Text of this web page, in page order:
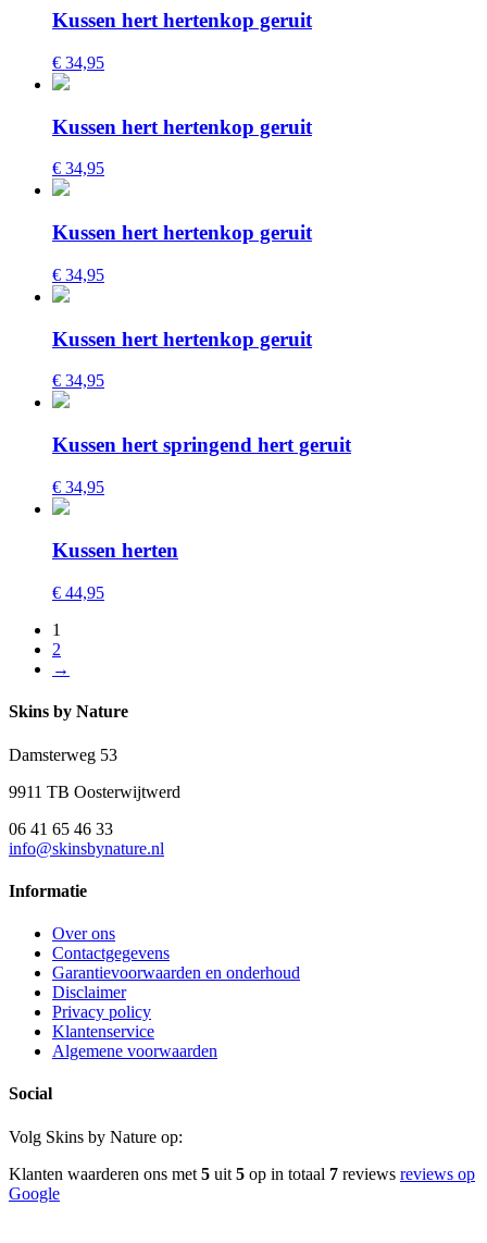
Kussen hert hertenkop geruit
€ 34,95
Kussen hert hertenkop geruit
€ 34,95
Kussen hert hertenkop geruit
€ 34,95
Kussen hert hertenkop geruit
€ 34,95
Kussen hert springend hert geruit
€ 34,95
Kussen herten
€ 44,95
1
2
→
Skins by Nature
Damsterweg 53
9911 TB Oosterwijtwerd
06 41 65 46 33
info@skinsbynature.nl
Informatie
Over ons
Contactgegevens
Garantievoorwaarden en onderhoud
Disclaimer
Privacy policy
Klantenservice
Algemene voorwaarden
Social
Volg Skins by Nature op:
Klanten waarderen ons met 5 uit 5 op in totaal 7 reviews reviews op
Google